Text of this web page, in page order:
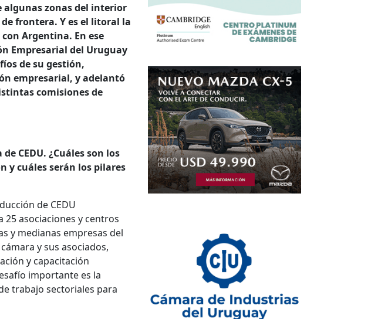
algunas zonas del interior
frontera. Y es el litoral la
Argentina. En ese
Empresarial del Uruguay
de su gestión,
empresarial, y adelantó
comisiones de
CEDU. ¿Cuáles son los
y cuáles serán los pilares
de CEDU
asociaciones y centros
y medianas empresas del
y sus asociados,
y capacitación
importante es la
trabajo sectoriales para